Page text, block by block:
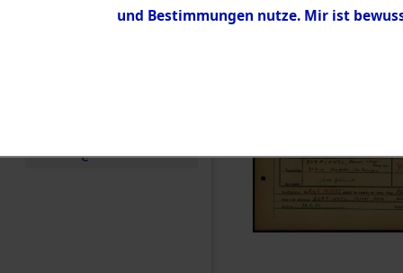
Todesmärsch
e
0043
und Bestimmungen nutze. Mir ist